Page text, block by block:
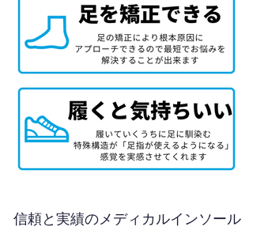
信頼と実績のメディカルインソール